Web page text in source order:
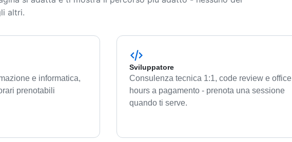
Università
10 serie didattiche
Arcade
altri.
e informatica,
prenotabili
Sviluppatore
Consulenza tecnica 1:1, code review e office
hours a pagamento - prenota una sessione
quando ti serve.